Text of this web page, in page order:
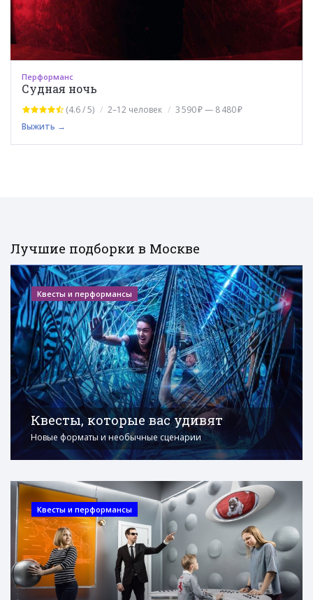
Перформанс
Судная ночь
(4.6 / 5) 2–12 человек
3 590 ₽ — 8 480 ₽
Выжить →
Лучшие подборки в Москве
Квесты и перформансы
Квесты, которые вас удивят
Новые форматы и необычные сценарии
Квесты и перформансы